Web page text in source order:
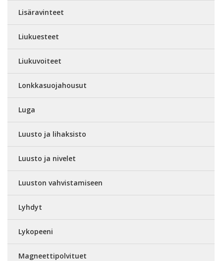
Lisäravinteet
Liukuesteet
Liukuvoiteet
Lonkkasuojahousut
Luga
Luusto ja lihaksisto
Luusto ja nivelet
Luuston vahvistamiseen
Lyhdyt
Lykopeeni
Magneettipolvituet